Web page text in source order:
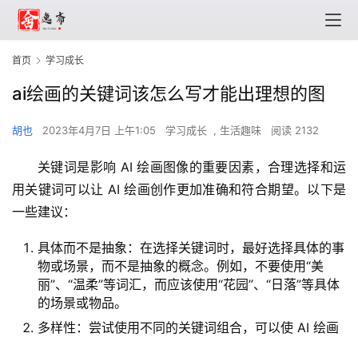
首页 学习成长
ai绘画的关键词该怎么写才能出理想的图
胡也 2023年4月7日 上午1:05 学习成长 , 生活趣味 阅读 2132
关键词是影响 AI 绘画图像的重要因素，合理选择和运
用关键词可以让 AI 绘画创作更加准确和符合期望。以下是
一些建议：
具体而不是抽象：在选择关键词时，最好选择具体的事
物或场景，而不是抽象的概念。例如，不要使用“美
丽”、“温柔”等词汇，而应该使用“花园”、“日落”等具体
的场景或物品。
多样性：尝试使用不同的关键词组合，可以使 AI 绘画